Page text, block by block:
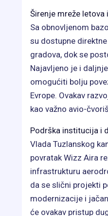
Širenje mreže
Sa obnovljenom
su dostupne
gradova, dok se
Najavljeno je i
omogućiti bolju
Evrope. Ovakav
kao važno avio-
Podrška institucija i
Vlada Tuzlanskog
povratak Wizz Aira
infrastrukturu
da se slični projekti
modernizacije i
će ovakav pristup